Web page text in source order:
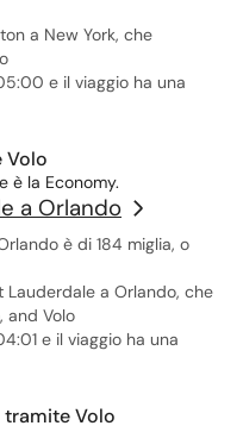
a New York, che
e il viaggio ha una
Volo
è la Economy.
a Orlando
è di 184 miglia, o
a Orlando, che
and Volo
e il viaggio ha una
tramite Volo